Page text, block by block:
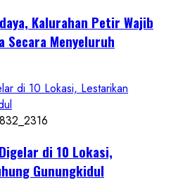
Kalurahan Petir Wajib
Secara Menyeluruh
di 10 Lokasi, Lestarikan
di 10 Lokasi,
Gunungkidul